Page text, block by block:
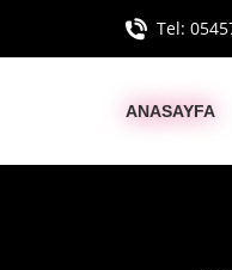
Tel:
ANASAYFA